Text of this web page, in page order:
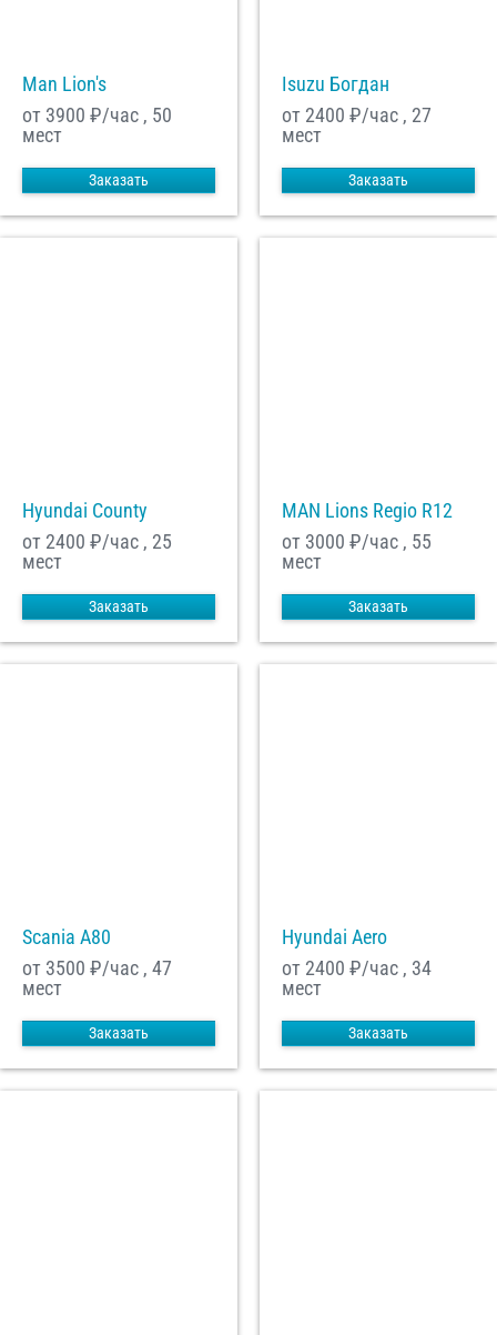
Man Lion's
от 3900 ₽/час , 50
мест
Заказать
Isuzu Богдан
от 2400 ₽/час , 27
мест
Заказать
Hyundai County
от 2400 ₽/час , 25
мест
Заказать
MAN Lions Regio R12
от 3000 ₽/час , 55
мест
Заказать
Scania A80
от 3500 ₽/час , 47
мест
Заказать
Hyundai Aero
от 2400 ₽/час , 34
мест
Заказать